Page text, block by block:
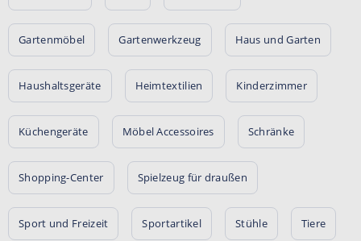
Gartenmöbel Gartenwerkzeug Haus und Garten
Haushaltsgeräte Heimtextilien Kinderzimmer
Küchengeräte Möbel Accessoires Schränke
Shopping-Center Spielzeug für draußen
Sport und Freizeit Sportartikel Stühle Tiere